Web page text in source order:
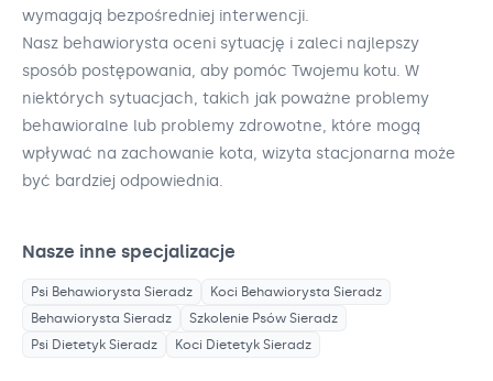
wymagają bezpośredniej interwencji.
Nasz behawiorysta oceni sytuację i zaleci najlepszy
sposób postępowania, aby pomóc Twojemu kotu. W
niektórych sytuacjach, takich jak poważne problemy
behawioralne lub problemy zdrowotne, które mogą
wpływać na zachowanie kota, wizyta stacjonarna może
być bardziej odpowiednia.
Nasze inne specjalizacje
Psi Behawiorysta Sieradz Koci Behawiorysta Sieradz
Behawiorysta Sieradz Szkolenie Psów Sieradz
Psi Dietetyk Sieradz Koci Dietetyk Sieradz